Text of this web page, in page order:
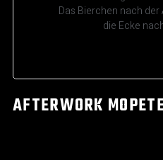
Das Bierchen nach
die Ecke
AFTERWORK